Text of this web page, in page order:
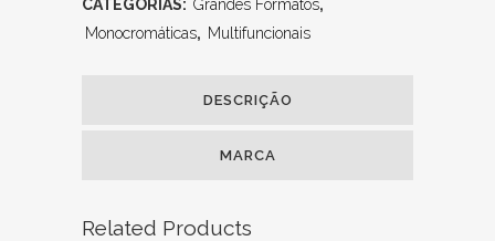
CATEGORIAS: Grandes Formatos,
Monocromáticas, Multifuncionais
DESCRIÇÃO
MARCA
Related Products